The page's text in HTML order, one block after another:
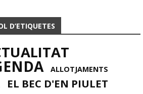
D’ETIQUETES
ALLOTJAMENTS
EL BEC D'EN PIULET